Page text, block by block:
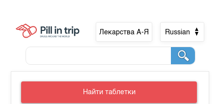
Лекарства А-Я Russian
Найти таблетки